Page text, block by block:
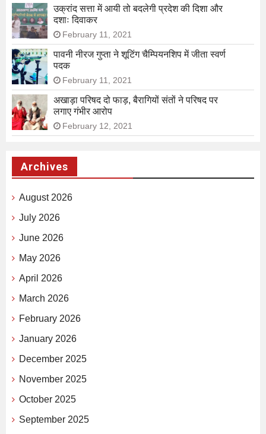
उक्रांद सत्ता में आयी तो बदलेगी प्रदेश की दिशा और
दशाः दिवाकर
February 11, 2021
पावनी नीरज गुप्ता ने शूटिंग चैम्पियनशिप में जीता स्वर्ण
पदक
February 11, 2021
अखाड़ा परिषद दो फाड़, बैरागियों संतों ने परिषद पर
लगाए गंभीर आरोप
February 12, 2021
Archives
August 2026
July 2026
June 2026
May 2026
April 2026
March 2026
February 2026
January 2026
December 2025
November 2025
October 2025
September 2025